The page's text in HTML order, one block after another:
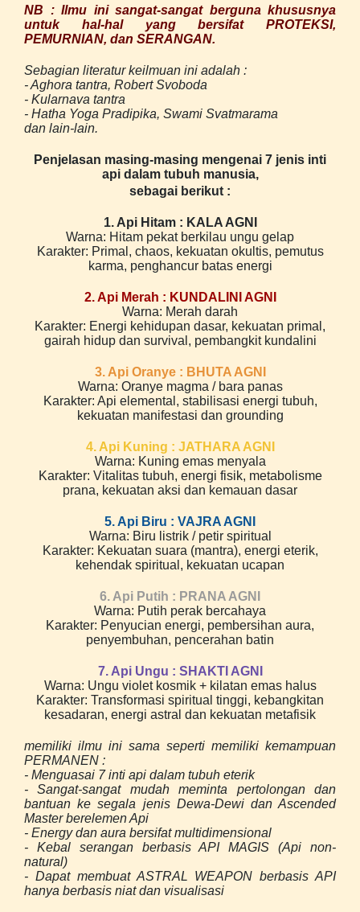
NB : Ilmu ini sangat-sangat berguna khususnya
untuk hal-hal yang bersifat PROTEKSI,
PEMURNIAN, dan SERANGAN.
Sebagian literatur keilmuan ini adalah :
- Aghora tantra, Robert Svoboda
- Kularnava tantra
- Hatha Yoga Pradipika, Swami Svatmarama
dan lain-lain.
Penjelasan masing-masing mengenai 7 jenis inti
api dalam tubuh manusia,
sebagai berikut :
1. Api Hitam : KALA AGNI
Warna: Hitam pekat berkilau ungu gelap
Karakter: Primal, chaos, kekuatan okultis, pemutus
karma, penghancur batas energi
2. Api Merah : KUNDALINI AGNI
Warna: Merah darah
Karakter: Energi kehidupan dasar, kekuatan primal,
gairah hidup dan survival, pembangkit kundalini
3. Api Oranye : BHUTA AGNI
Warna: Oranye magma / bara panas
Karakter: Api elemental, stabilisasi energi tubuh,
kekuatan manifestasi dan grounding
4. Api Kuning : JATHARA AGNI
Warna: Kuning emas menyala
Karakter: Vitalitas tubuh, energi fisik, metabolisme
prana, kekuatan aksi dan kemauan dasar
5. Api Biru : VAJRA AGNI
Warna: Biru listrik / petir spiritual
Karakter: Kekuatan suara (mantra), energi eterik,
kehendak spiritual, kekuatan ucapan
6. Api Putih : PRANA AGNI
Warna: Putih perak bercahaya
Karakter: Penyucian energi, pembersihan aura,
penyembuhan, pencerahan batin
7. Api Ungu : SHAKTI AGNI
Warna: Ungu violet kosmik + kilatan emas halus
Karakter: Transformasi spiritual tinggi, kebangkitan
kesadaran, energi astral dan kekuatan metafisik
memiliki ilmu ini sama seperti memiliki kemampuan
PERMANEN :
- Menguasai 7 inti api dalam tubuh eterik
- Sangat-sangat mudah meminta pertolongan dan
bantuan ke segala jenis Dewa-Dewi dan Ascended
Master berelemen Api
- Energy dan aura bersifat multidimensional
- Kebal serangan berbasis API MAGIS (Api non-
natural)
- Dapat membuat ASTRAL WEAPON berbasis API
hanya berbasis niat dan visualisasi